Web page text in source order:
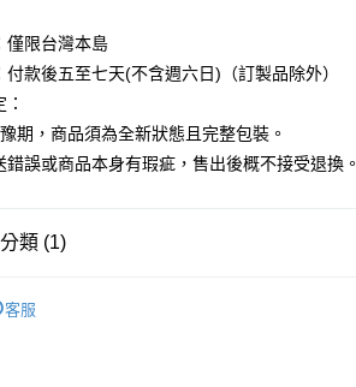
詢問庫存
，滿NT$2,500(含以上)免運費
僅限台灣本島
付款後五至七天(不含週六日)（訂製品除外）
期，商品須為全新狀態且完整包裝。
錯誤或商品本身有瑕疵，售出後概不接受退換。
類 (1)
客服